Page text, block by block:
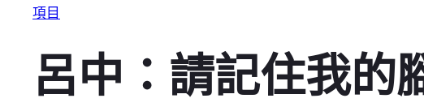
項目
呂中：請記住我的